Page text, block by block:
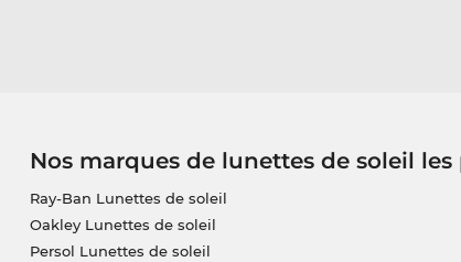
Nos marques de lunettes de soleil
Ray-Ban Lunettes de soleil
Oakley Lunettes de soleil
Persol Lunettes de soleil